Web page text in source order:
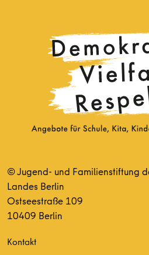
© Jugend- und Familienstiftung
Landes Berlin
Ostseestraße 109
10409 Berlin
Kontakt